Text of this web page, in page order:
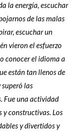
la energía, escuchar
de las malas
escuchar un
vieron el esfuerzo
conocer el idioma a
están tan llenos de
las
Fue una actividad
constructivas. Los
y divertidos y